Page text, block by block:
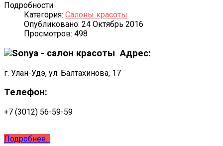
Подробности
Категория: Салоны красоты
Опубликовано: 24 Октябрь 2016
Просмотров: 498
Адрес:
г. Улан-Удэ, ул. Балтахинова, 17
Телефон:
+7 (3012) 56-59-59
Подробнее...